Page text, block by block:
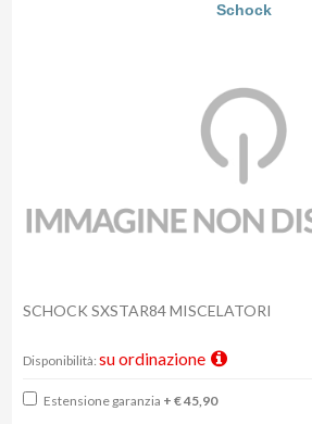
Schock
SCHOCK SXSTAR84 MISCELATORI
Disponibilità: su ordinazione
Estensione garanzia + € 45,90